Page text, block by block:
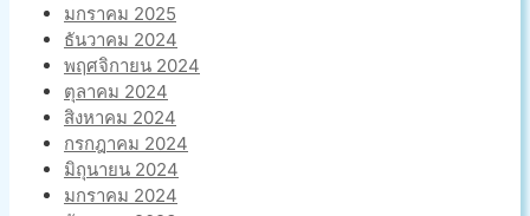
มกราคม 2025
ธันวาคม 2024
พฤศจิกายน 2024
ตุลาคม 2024
สิงหาคม 2024
กรกฎาคม 2024
มิถุนายน 2024
มกราคม 2024